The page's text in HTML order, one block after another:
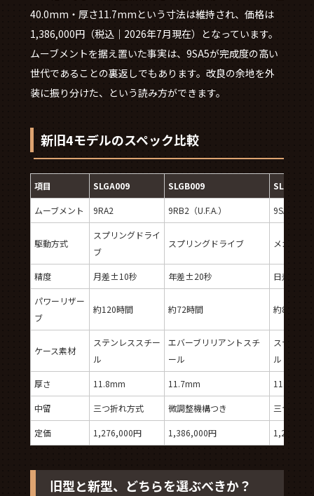
40.0mm・厚さ11.7mmという寸法は維持され、価格は
1,386,000円（税込｜2026年7月現在）となっています。
ムーブメントを据え置いた事実は、9SA5が完成度の高い
世代であることの裏返しでもあります。改良の余地を外
装に振り分けた、という読み方ができます。
新旧4モデルのスペック比較
項目 SLGA009 SLGB009 SLGH005
ムーブメント 9RA2 9RB2（U.F.A.） 9SA5
駆動方式
スプリングドライ
ブ
スプリングドライブ メカニカ
精度 月差±10秒 年差±20秒 日差+5〜-
パワーリザー
ブ
約120時間 約72時間 約80時間
ケース素材
ステンレススチー
ル
エバーブリリアントスチ
ール
ステンレ
ル
厚さ 11.8mm 11.7mm 11.7mm
中留 三つ折れ方式 微調整機構つき 三つ折れ
定価 1,276,000円 1,386,000円
旧型と新型、どちらを選ぶべきか？